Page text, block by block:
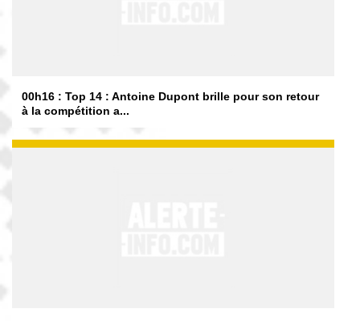
00h16 : Top 14 : Antoine Dupont brille pour son retour
à la compétition a...